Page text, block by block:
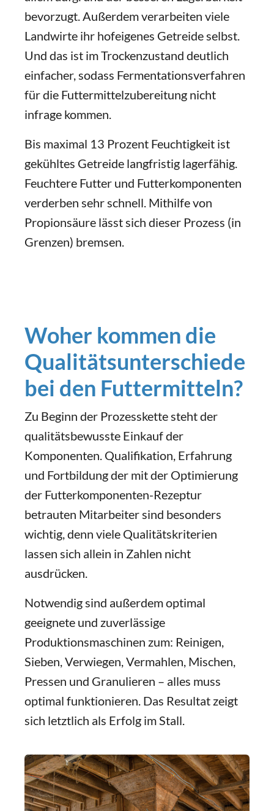
bevorzugt. Außerdem verarbeiten viele
Landwirte ihr hofeigenes Getreide selbst.
Und das ist im Trockenzustand deutlich
einfacher, sodass Fermentationsverfahren
für die Futtermittelzubereitung nicht
infrage kommen.
Bis maximal 13 Prozent Feuchtigkeit ist
gekühltes Getreide langfristig lagerfähig.
Feuchtere Futter und Futterkomponenten
verderben sehr schnell. Mithilfe von
Propionsäure lässt sich dieser Prozess (in
Grenzen) bremsen.
Woher kommen die
Qualitätsunterschiede
bei den Futtermitteln?
Zu Beginn der Prozesskette steht der
qualitätsbewusste Einkauf der
Komponenten. Qualifikation, Erfahrung
und Fortbildung der mit der Optimierung
der Futterkomponenten-Rezeptur
betrauten Mitarbeiter sind besonders
wichtig, denn viele Qualitätskriterien
lassen sich allein in Zahlen nicht
ausdrücken.
Notwendig sind außerdem optimal
geeignete und zuverlässige
Produktionsmaschinen zum: Reinigen,
Sieben, Verwiegen, Vermahlen, Mischen,
Pressen und Granulieren – alles muss
optimal funktionieren. Das Resultat zeigt
sich letztlich als Erfolg im Stall.